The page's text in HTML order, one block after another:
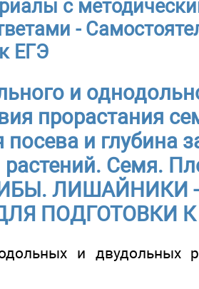
с
-
ЕГЭ
и
прорастания
и глубина
Семя.
ЛИШАЙНИКИ -
ПОДГОТОВКИ К
и двудольных